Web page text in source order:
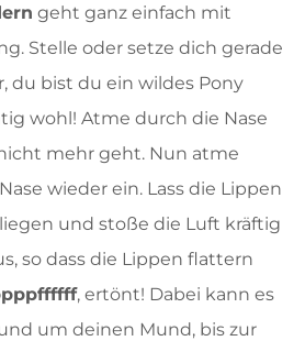
geht ganz einfach mit
Stelle oder setze dich gerade
du bist du ein wildes Pony
wohl! Atme durch die Nase
mehr geht. Nun atme
wieder ein. Lass die Lippen
und stoße die Luft kräftig
so dass die Lippen flattern
‚ ertönt! Dabei kann es
um deinen Mund, bis zur